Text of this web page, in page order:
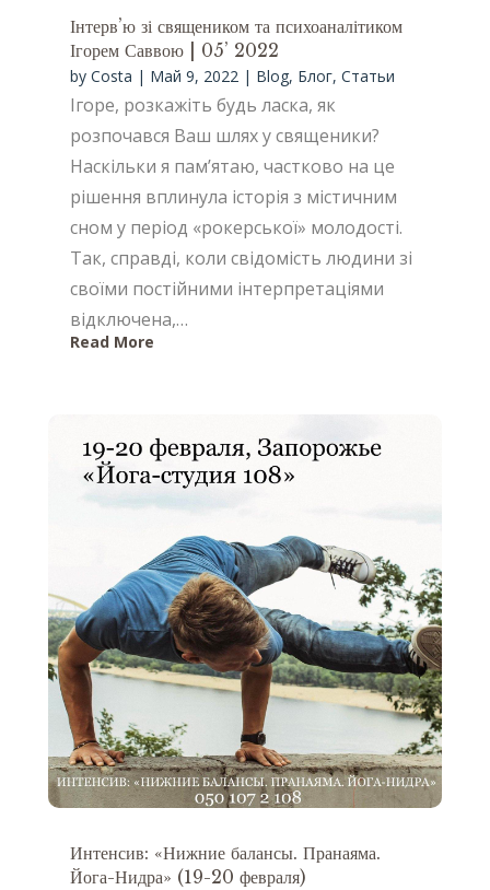
Інтерв’ю зі священиком та психоаналітиком
Ігорем Саввою | 05’ 2022
by Costa | Май 9, 2022| Blog, Блог, Статьи
Ігоре, розкажіть будь ласка, як
розпочався Ваш шлях у священики?
Наскільки я пам’ятаю, частково на це
рішення вплинула історія з містичним
сном у період «рокерської» молодості.
Так, справді, коли свідомість людини зі
своїми постійними інтерпретаціями
відключена,…
Read More
Интенсив: «Нижние балансы. Пранаяма.
Йога-Нидра» (19-20 февраля)